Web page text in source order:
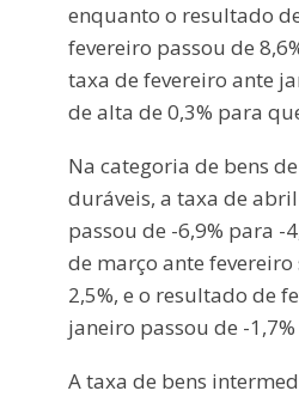
enquanto o resultado
fevereiro passou de
taxa de fevereiro ante
de alta de 0,3% para
Na categoria de bens
duráveis, a taxa de
passou de -6,9% para -
de março ante fevereiro
2,5%, e o resultado de
janeiro passou de -
A taxa de bens